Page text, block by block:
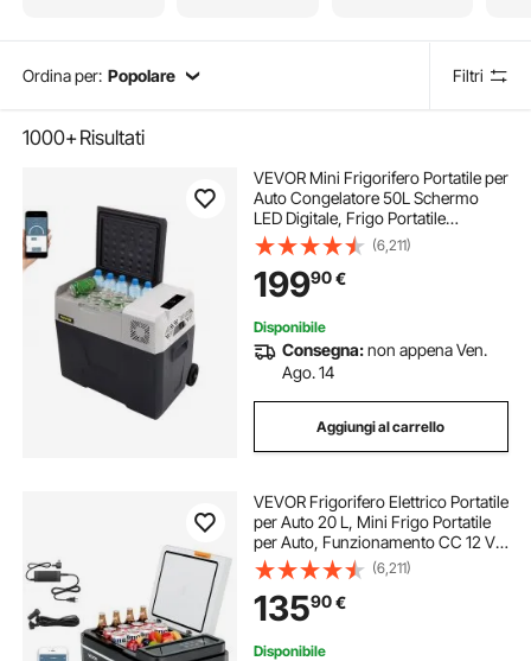
Ordina per: Popolare Filtri
1000+Risultati
VEVOR Mini Frigorifero Portatile per
Auto Congelatore 50L Schermo
LED Digitale, Frigo Portatile
Capienza 50L Campeggio Viaggio
Auto Schermo di Controllo, Frigo
Portatile 12V/24V da Auto Camion
Barca
(6,211)
19990€
Disponibile
Consegna:non appena Ven.
Ago. 14
Aggiungi al carrello
VEVOR Frigorifero Elettrico Portatile
per Auto 20 L, Mini Frigo Portatile
per Auto, Funzionamento CC 12 V
24 V, CA da 100 V a 240 V,
Temperatura Regolabile da -20 °C a
20 °C, per Camper Viaggio Barca
(6,211)
13590€
Disponibile